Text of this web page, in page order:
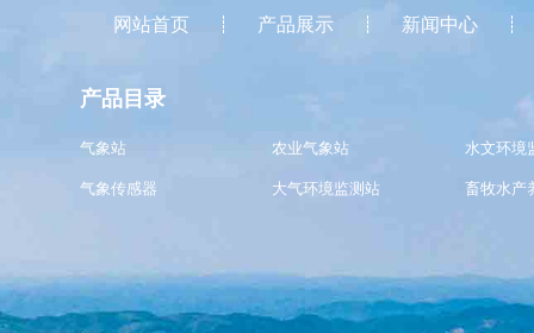
网站首页 产品展示 新闻中心
产品目录
气象站 农业气象站 水文环境
气象传感器 大气环境监测站 畜牧水产